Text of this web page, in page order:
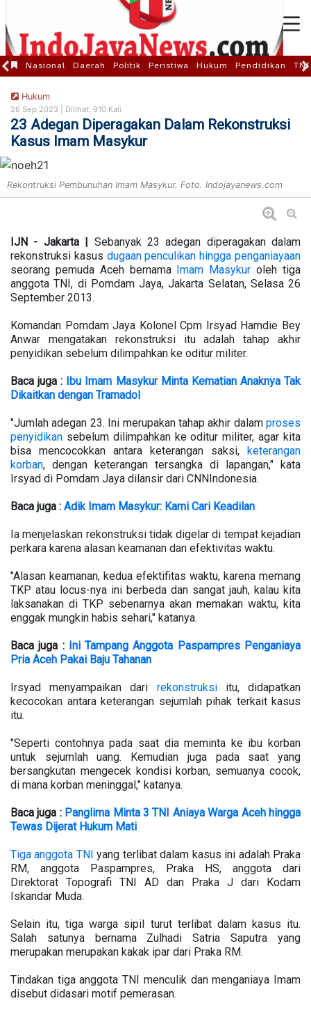
Nasional Daerah Politik Peristiwa Hukum Pendidikan
Hukum
26 Sep 2023 | Dilihat: 910 Kali
23 Adegan Diperagakan Dalam Rekonstruksi
Kasus Imam Masykur
Rekontruksi Pembunuhan Imam Masykur. Foto. Indojayanews.com
IJN - Jakarta | Sebanyak 23 adegan diperagakan dalam
rekonstruksi kasus dugaan penculikan hingga penganiayaan
seorang pemuda Aceh bernama Imam Masykur oleh tiga
anggota TNI, di Pomdam Jaya, Jakarta Selatan, Selasa 26
September 2013.
Komandan Pomdam Jaya Kolonel Cpm Irsyad Hamdie Bey
Anwar mengatakan rekonstruksi itu adalah tahap akhir
penyidikan sebelum dilimpahkan ke oditur militer.
Baca juga : Ibu Imam Masykur Minta Kematian Anaknya Tak
Dikaitkan dengan Tramadol
"Jumlah adegan 23. Ini merupakan tahap akhir dalam proses
penyidikan sebelum dilimpahkan ke oditur militer, agar kita
bisa mencocokkan antara keterangan saksi, keterangan
korban, dengan keterangan tersangka di lapangan," kata
Irsyad di Pomdam Jaya dilansir dari CNNIndonesia.
Baca juga : Adik Imam Masykur: Kami Cari Keadilan
Ia menjelaskan rekonstruksi tidak digelar di tempat kejadian
perkara karena alasan keamanan dan efektivitas waktu.
"Alasan keamanan, kedua efektifitas waktu, karena memang
TKP atau locus-nya ini berbeda dan sangat jauh, kalau kita
laksanakan di TKP sebenarnya akan memakan waktu, kita
enggak mungkin habis sehari," katanya.
Baca juga : Ini Tampang Anggota Paspampres Penganiaya
Pria Aceh Pakai Baju Tahanan
Irsyad menyampaikan dari rekonstruksiitu, didapatkan
kecocokan antara keterangan sejumlah pihak terkait kasus
itu.
"Seperti contohnya pada saat dia meminta ke ibu korban
untuk sejumlah uang. Kemudian juga pada saat yang
bersangkutan mengecek kondisi korban, semuanya cocok,
di mana korban meninggal," katanya.
Baca juga : Panglima Minta 3 TNI Aniaya Warga Aceh hingga
Tewas Dijerat Hukum Mati
Tiga anggota TNI yang terlibat dalam kasus ini adalah Praka
RM, anggota Paspampres, Praka HS, anggota dari
Direktorat Topografi TNI AD dan Praka J dari Kodam
Iskandar Muda.
Selain itu, tiga warga sipil turut terlibat dalam kasus itu.
Salah satunya bernama Zulhadi Satria Saputra yang
merupakan merupakan kakak ipar dari Praka RM.
Tindakan tiga anggota TNI menculik dan menganiaya Imam
disebut didasari motif pemerasan.